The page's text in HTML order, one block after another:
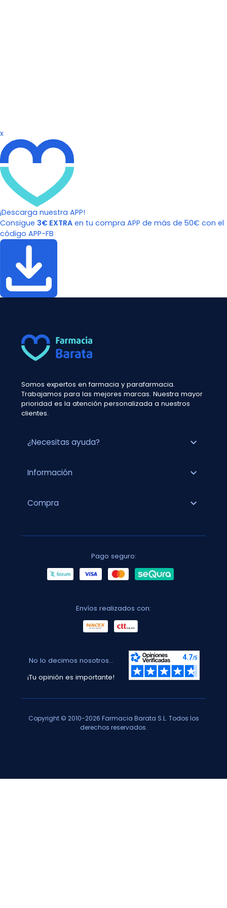
x
¡Descarga nuestra APP!
Consigue 3€ EXTRA en tu compra APP de más de 50€ con el
código APP-FB
Somos expertos en farmacia y parafarmacia.
Trabajamos para las mejores marcas. Nuestra mayor
prioridad es la atención personalizada a nuestros
clientes.
¿Necesitas ayuda? expand_more
Información expand_more
Compra expand_more
Pago seguro:
Envíos realizados con:
No lo decimos nosotros...
¡Tu opinión es importante!
Copyright © 2010-2026 Farmacia Barata S.L. Todos los
derechos reservados.